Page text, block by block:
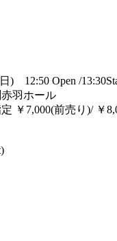
) 12:50 Open /
赤羽ホール
￥7,000(前売り)/ ￥